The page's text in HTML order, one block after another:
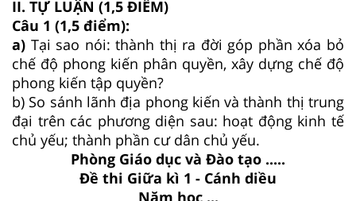
II. TỰ LUẬN (1,5 ĐIỂM)
Câu 1 (1,5 điểm):
a) Tại sao nói: thành thị ra đời góp phần xóa bỏ
chế độ phong kiến phân quyền, xây dựng chế độ
phong kiến tập quyền?
b) So sánh lãnh địa phong kiến và thành thị trung
đại trên các phương diện sau: hoạt động kinh tế
chủ yếu; thành phần cư dân chủ yếu.
Phòng Giáo dục và Đào tạo .....
Đề thi Giữa kì 1 - Cánh diều
Năm học ...